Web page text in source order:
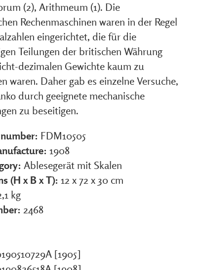
(2), Arithmeum (1). Die
Rechenmaschinen waren in der Regel
eingerichtet, die für die
Teilungen der britischen Währung
dezimalen Gewichte kaum zu
waren. Daher gab es einzelne Versuche,
durch geeignete mechanische
zu beseitigen.
FDM10505
1908
Ablesegerät mit Skalen
(H x B x T): 12 x 72 x 30 cm
kg
2468
[1905]